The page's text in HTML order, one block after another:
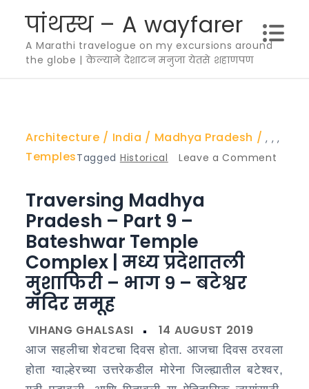
content
पांथस्थ – A wayfarer
A Marathi travelogue on my excursions around
the globe | केल्याने देशाटन मनुजा येतसे शहाणपण
Architecture ,
India ,
Madhya Pradesh ,
TemplesTagged Historical
Leave a Comment
Traversing
Madhya
Pradesh
–
Part
9
–
Bateshwar
Temple
Complex
Traversing Madhya
Pradesh – Part 9 –
Bateshwar Temple
Complex | मध्य प्रदेशातली
मुशाफिरी – भाग ९ – बटेश्वर
मंदिर समूह
आज सहलीचा शेवटचा दिवस होता. आजचा दिवस ठरवला
होता ग्वाल्हेरच्या उत्तरेकडील मोरेना जिल्ह्यातील बटेश्वर,